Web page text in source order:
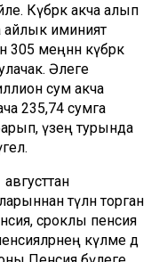
Күбрәк акча алып
айлык иминият
305 меңнән күбрәк
Әлеге
сум акча
235,74 сумга
үзең турында
түләнә торган
сроклы пенсия
күләме дә